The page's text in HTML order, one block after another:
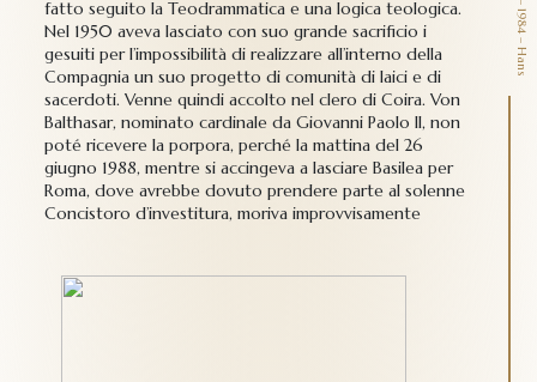
fatto seguito la Teodrammatica e una logica teologica.
Nel 1950 aveva lasciato con suo grande sacrificio i
gesuiti per l’impossibilità di realizzare all’interno della
Compagnia un suo progetto di comunità di laici e di
sacerdoti. Venne quindi accolto nel clero di Coira. Von
Balthasar, nominato cardinale da Giovanni Paolo II, non
poté ricevere la porpora, perché la mattina del 26
giugno 1988, mentre si accingeva a lasciare Basilea per
Roma, dove avrebbe dovuto prendere parte al solenne
Concistoro d’investitura, moriva improvvisamente